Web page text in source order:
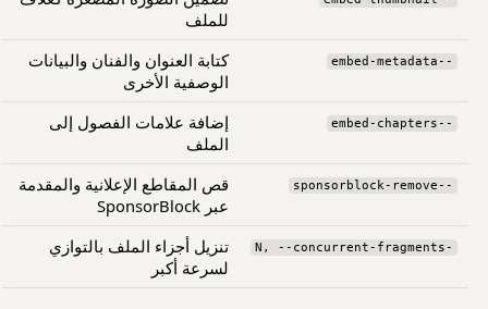
للملف
--embed-metadata
كتابة العنوان والفنان والبيانات
الوصفية الأخرى
--embed-chapters
إضافة علامات الفصول إلى
الملف
--sponsorblock-remove
قص المقاطع الإعلانية والمقدمة
عبر SponsorBlock
-N, --concurrent-fragments
تنزيل أجزاء الملف بالتوازي
لسرعة أكبر